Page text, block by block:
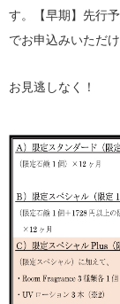
す。【早期】先行
でお申込みいただ
お見逃しなく！